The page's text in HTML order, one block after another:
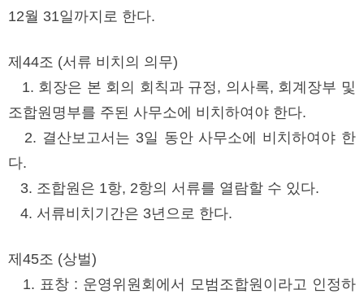
12월 31일까지로 한다.
제44조 (서류 비치의 의무)
1. 회장은 본 회의 회칙과 규정, 의사록, 회계장부 및
조합원명부를 주된 사무소에 비치하여야 한다.
2. 결산보고서는 3일 동안 사무소에 비치하여야 한
다.
3. 조합원은 1항, 2항의 서류를 열람할 수 있다.
4. 서류비치기간은 3년으로 한다.
제45조 (상벌)
1. 표창 : 운영위원회에서 모범조합원이라고 인정하